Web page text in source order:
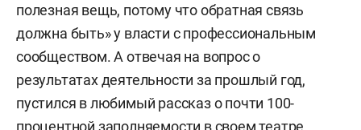
полезная вещь, потому что обратная связь
должна быть» у власти с профессиональным
сообществом. А отвечая на вопрос о
результатах деятельности за прошлый год,
пустился в любимый рассказ о почти 100-
процентной заполняемости в своем театре.